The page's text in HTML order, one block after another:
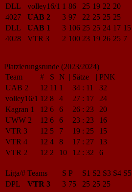
DLL
volley16/1 1 86 25 19 22 20
4027
UAB 2 3 97 22 25 25 25
DLL
UAB 1 3 106 25 25 24 17 15
4028
VTR 3 2 100 23 19 26 25 7
Platzierungsrunde (2023/2024)
Team
# S N | Sätze | PNK
UAB 2
12 11 1 34 : 11
32
volley16/1 12 8 4 27 : 17
24
Kagran 1
12 6 6 26 : 23
20
UWW 2
12 6 6 23 : 23
16
VTR 3
12 5 7 19 : 25
15
VTR 4
12 4 8 17 : 27
13
VTR 2
12 2 10 12 : 32 6
Liga/# Teams S P S1 S2 S3 S4 S5
DPL
VTR 3 3 75 25 25 25